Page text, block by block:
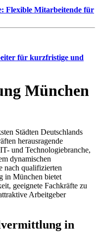
Flexible Mitarbeitende für
für kurzfristige und
München
Städten Deutschlands
herausragende
und Technologiebranche,
dynamischen
nach qualifizierten
in München bietet
geeignete Fachkräfte zu
Arbeitgeber
in